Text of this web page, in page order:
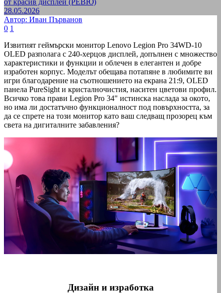
28.05.2026
Автор: Иван Първанов
0 1
Извитият геймърски монитор Lenovo Legion Pro 34WD-10
OLED разполага с 240-херцов дисплей, допълнен с множество
характеристики и функции и облечен в елегантен и добре
изработен корпус. Моделът обещава потапяне в любимите ви
игри благодарение на съотношението на екрана 21:9, OLED
панела PureSight и кристалночистия, наситен цветови профил.
Всичко това прави Legion Pro 34" истинска наслада за окото,
но има ли достатъчно функционалност под повърхността, за
да се спрете на този монитор като ваш следващ прозорец към
света на дигиталните забавления?
Дизайн и изработка